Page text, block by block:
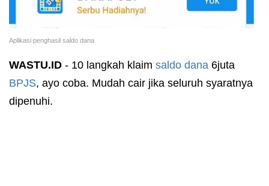
Aplikasi penghasil saldo dana
WASTU.ID - 10 langkah klaim saldo dana 6juta
BPJS, ayo coba. Mudah cair jika seluruh syaratnya
dipenuhi.